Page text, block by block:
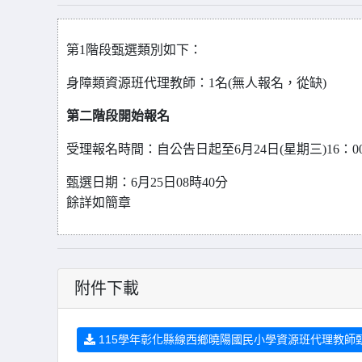
第1階段甄選類別如下：
身障類資源班代理教師： 1名(無人報名，從缺)
第二階段開始報名
受理報名時間：自公告日起至6月24日(星期三)16：
甄選日期：6月25日08時40分
餘詳如簡章
附件下載
115學年彰化縣線西鄉曉陽國民小學資源班代理教師